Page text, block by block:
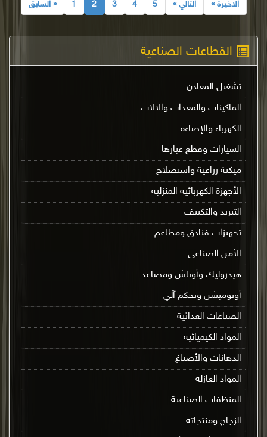
القطاعات الصناعية
تشغيل المعادن
الماكينات والمعدات والآلات
الكهرباء والإضاءة
السيارات وقطع غيارها
ميكنة زراعية واستصلاح
الأجهزة الكهربائية المنزلية
التبريد والتكييف
تجهيزات فنادق ومطاعم
الأمن الصناعي
هيدروليك وأوناش ومصاعد
أوتوميشن وتحكم آلي
الصناعات الغذائية
المواد الكيميائية
الدهانات والأصباغ
المواد العازلة
المنظفات الصناعية
الزجاج ومنتجاته
« السابق 1 2 3 4 5 التالي » الاخيرة »